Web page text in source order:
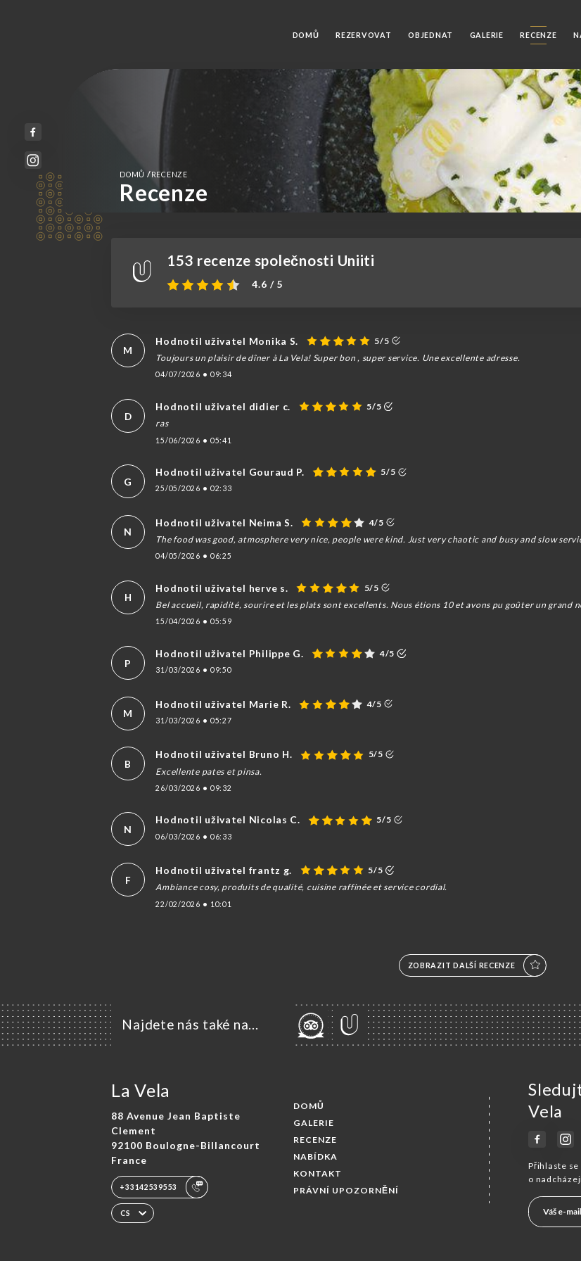
DOMŮ REZERVOVAT OBJEDNAT GALERIE RECENZE
DOMŮ / RECENZE
Recenze
153 recenze společnosti Uniiti
4.6 / 5
M
Hodnotil uživatel Monika S.
5/5
Toujours un plaisir de dîner à La Vela! Super bon , super service. Une excellente adresse.
04/07/2026 • 09:34
D
Hodnotil uživatel didier c.
5/5
ras
15/06/2026 • 05:41
G
Hodnotil uživatel Gouraud P. 5/5
25/05/2026 • 02:33
N
Hodnotil uživatel Neima S.
4/5
The food was good, atmosphere very nice, people were kind. Just very chaotic and busy and slow
04/05/2026 • 06:25
H
Hodnotil uživatel herve s.
5/5
Bel accueil, rapidité, sourire et les plats sont excellents. Nous étions 10 et avons pu goûter un grand
15/04/2026 • 05:59
P
Hodnotil uživatel Philippe G. 4/5
31/03/2026 • 09:50
M
Hodnotil uživatel Marie R. 4/5
31/03/2026 • 05:27
B
Hodnotil uživatel Bruno H.
5/5
Excellente pates et pinsa.
26/03/2026 • 09:32
N
Hodnotil uživatel Nicolas C. 5/5
06/03/2026 • 06:33
F
Hodnotil uživatel frantz g.
5/5
Ambiance cosy, produits de qualité, cuisine raffinée et service cordial.
22/02/2026 • 10:01
ZOBRAZIT DALŠÍ RECENZE
Najdete nás také na...
La Vela
88 Avenue Jean Baptiste
Clement
92100 Boulogne-Billancourt
France
+33142539553
CS
DOMŮ
GALERIE
RECENZE
NABÍDKA
KONTAKT
PRÁVNÍ UPOZORNĚNÍ
Vela
Přihlaste se
o